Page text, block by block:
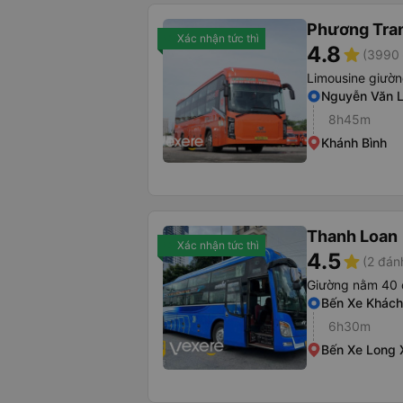
Xác nhận tức thì Phương
4.8star (3990
Limousine
Nguyễn Văn
8h45m
Khánh Bình
Xác nhận tức thì Thanh Loan
4.5star (2
Giường nằm 40
Bến Xe
6h30m
Bến Xe Long